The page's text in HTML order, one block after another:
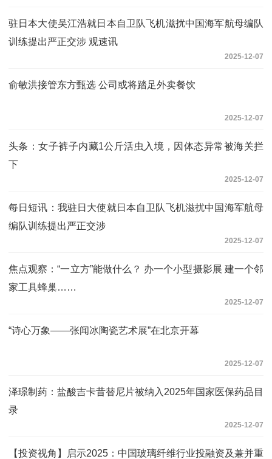
驻日本大使吴江浩就日本自卫队飞机滋扰中国海军航母编队
训练提出严正交涉 观速讯
2025-12-07
俞敏洪接管东方甄选 公司或将踏足外卖餐饮
2025-12-07
头条：女子裤子内藏1公斤活虫入境，因体态异常被海关拦
下
2025-12-07
每日短讯：我驻日大使就日本自卫队飞机滋扰中国海军航母
编队训练提出严正交涉
2025-12-07
焦点观察：“一立方”能做什么？ 办一个小型摄影展 建一个邻
家工具蜂巢……
2025-12-07
“诗心万象——张闻冰陶瓷艺术展”在北京开幕
2025-12-07
泽璟制药：盐酸吉卡昔替尼片被纳入2025年国家医保药品目
录
2025-12-07
【投资视角】启示2025：中国玻璃纤维行业投融资及兼并重